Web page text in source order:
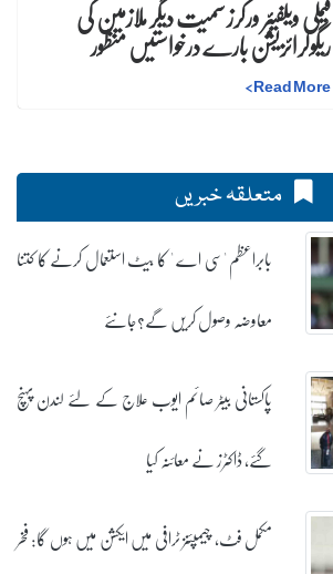
فیملی ویلفیئر ورکرز سمیت دیگر ملازمین کی
ریگولرائزیشن بارے درخواستیں منظور
Read More
>
متعلقہ خبریں
بابراعظم 'سی اے ' کا بیٹ استعمال کرنے کا کتنا
معاوضہ وصول کریں گے؟جانئے
پاکستانی بیٹر صائم ایوب علاج کے لئے لندن پہنچ
گئے، ڈاکٹرز نے معائنہ کیا
مکمل فٹ، چیمپئنز ٹرافی میں ایکشن میں ہوں گا: فخر